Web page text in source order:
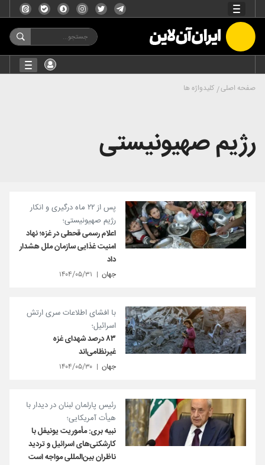
صفحه اصلی کلیدواژه ها
رژیم صهیونیستی
پس از ۲۲ ماه درگیری و انکار
رژیم صهیونیستی؛
اعلام رسمی قحطی در غزه؛ نهاد
امنیت غذایی سازمان ملل هشدار
داد
جهان ۱۴۰۴/۰۵/۳۱
با افشای اطلاعات سری ارتش
اسرائیل؛
۸۳ درصد شهدای غزه
غیرنظامی‌اند
جهان ۱۴۰۴/۰۵/۳۰
رئیس پارلمان لبنان در دیدار با
هیأت آمریکایی؛
نبیه بری: مأموریت یونیفل با
کارشکنی‌های اسرائیل و تردید
ناظران بین‌المللی مواجه است